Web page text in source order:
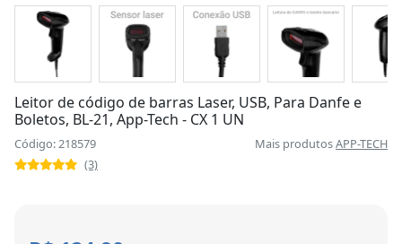
Leitor de código de barras Laser, USB, Para Danfe e
Boletos, BL-21, App-Tech - CX 1 UN
Código: 218579 Mais produtosAPP-TECH
(3)